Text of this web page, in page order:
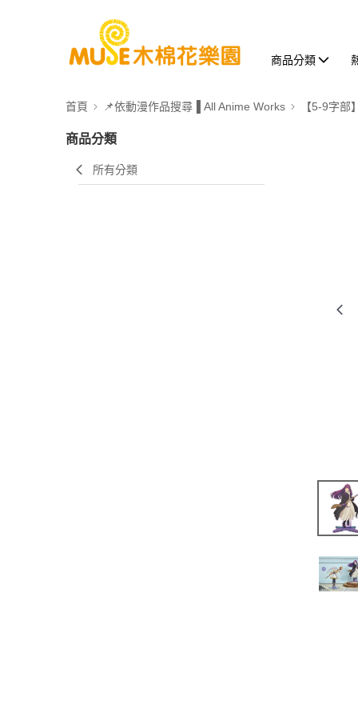
商品分類
首頁 📌依動漫作品搜尋▐ All Anime Works 【5-9字部
商品分類
所有分類